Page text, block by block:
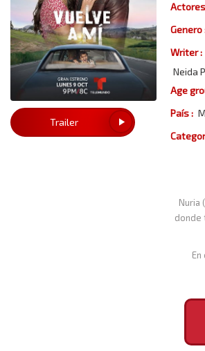
Trailer
Genero
Writer :
Neida
Age
País :
Nuria
donde